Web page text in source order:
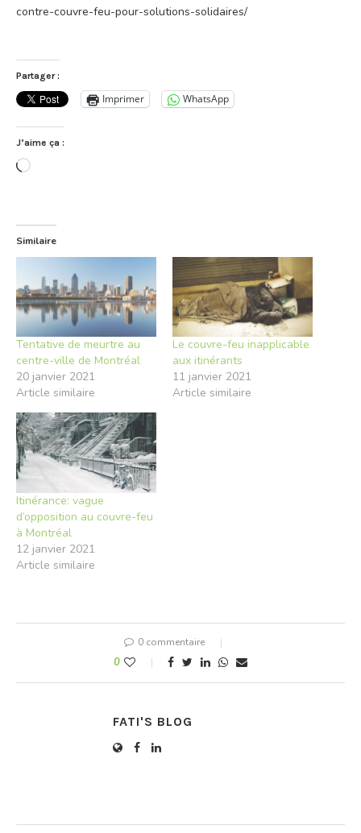
contre-couvre-feu-pour-solutions-solidaires/
Partager :
Imprimer WhatsApp
J’aime ça :
Chargement…
Similaire
Tentative de meurtre au
centre-ville de Montréal
20 janvier 2021
Article similaire
Le couvre-feu inapplicable
aux itinérants
11 janvier 2021
Article similaire
Itinérance: vague
d’opposition au couvre-feu
à Montréal
12 janvier 2021
Article similaire
0 commentaire
0
FATI'S BLOG